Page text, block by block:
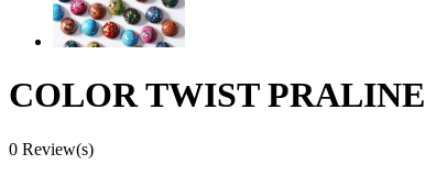
COLOR TWIST PRALINE
0 Review(s)